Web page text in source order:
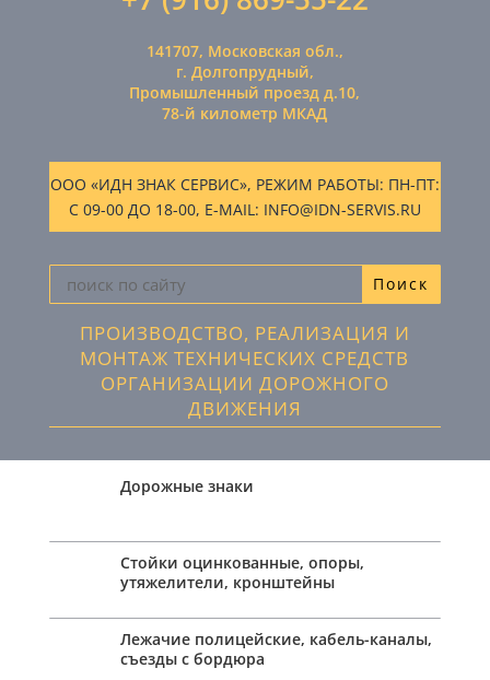
141707, Московская обл.,
г. Долгопрудный,
Промышленный проезд д.10,
78-й километр МКАД
ООО «ИДН ЗНАК СЕРВИС», РЕЖИМ РАБОТЫ: ПН-ПТ:
С 09-00 ДО 18-00, E-MAIL: INFO@IDN-SERVIS.RU
ПРОИЗВОДСТВО, РЕАЛИЗАЦИЯ И
МОНТАЖ ТЕХНИЧЕСКИХ СРЕДСТВ
ОРГАНИЗАЦИИ ДОРОЖНОГО
ДВИЖЕНИЯ
Дорожные знаки
Стойки оцинкованные, опоры,
утяжелители, кронштейны
Лежачие полицейские, кабель-каналы,
съезды с бордюра